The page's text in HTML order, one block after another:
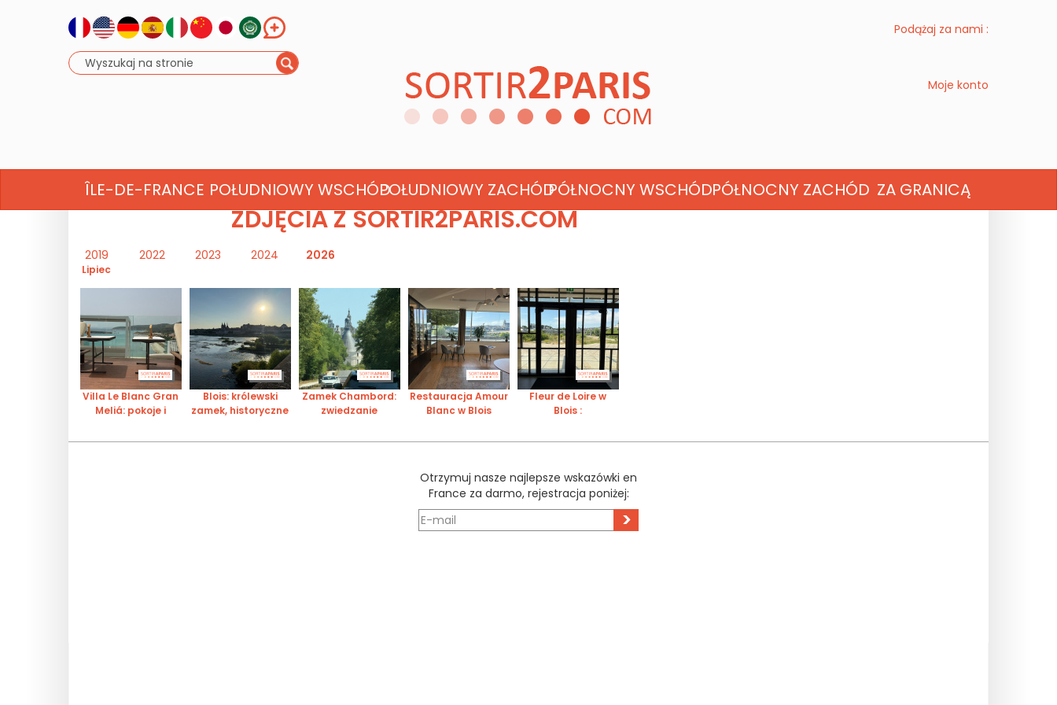
Podążaj za nami :
Moje konto
ÎLE-DE-FRANCE POŁUDNIOWY WSCHÓDPOŁUDNIOWY ZACHÓDPÓŁNOCNY WSCHÓDPÓŁNOCNY ZACHÓD ZA GRANICĄ
Powitanie
ZDJĘCIA Z SORTIR2PARIS.COM
2019 2022 2023 2024 2026
Lipiec
Villa Le Blanc Gran
Meliá: pokoje i
Śródziemne
Blois: królewski
zamek, historyczne
Dźwięk i Światło
Zamek Chambord:
zwiedzanie
dziedzictwa
Restauracja Amour
Blanc w Blois
Fleur de Loire w
Blois :
hotel, pokoje i spa
Otrzymuj nasze najlepsze wskazówki en
France za darmo, rejestracja poniżej:
>